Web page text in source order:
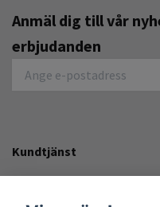
Anmäl dig till vår
erbjudanden
Kundtjänst